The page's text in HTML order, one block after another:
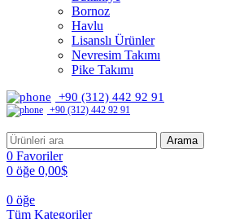
Bornoz
Havlu
Lisanslı Ürünler
Nevresim Takımı
Pike Takımı
+90 (312) 442 92 91
+90 (312) 442 92 91
Arama
0 Favoriler
0 öğe 0,00$
0 öğe
Tüm Kategoriler